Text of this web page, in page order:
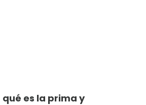
qué es la prima y